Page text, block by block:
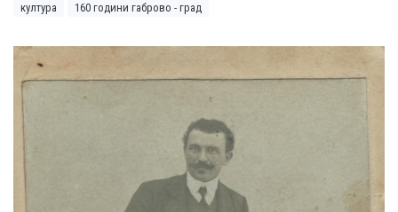
култура 160 години габрово - град